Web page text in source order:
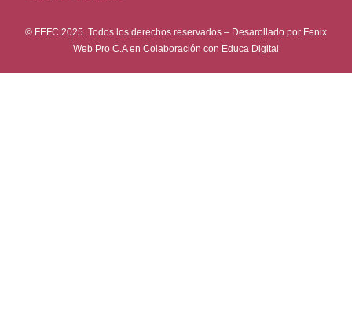
© FEFC 2025. Todos los derechos reservados – Desarollado por Fenix
Web Pro C.Aen Colaboración con Educa Digital